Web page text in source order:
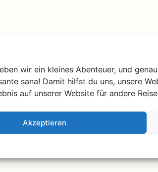
wir ein kleines Abenteuer, und
sana! Damit hilfst du uns, unsere
auf unserer Website für andere
Akzeptieren
auf